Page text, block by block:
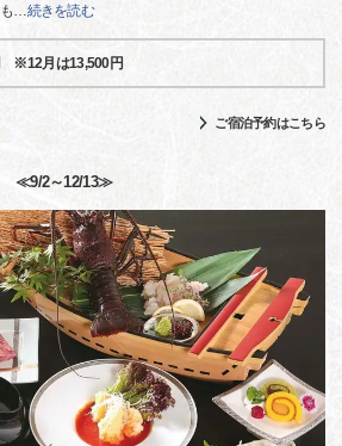
…続きを読む
※12月は13,500円
ご宿泊予約はこちら
≪9/2～12/13≫